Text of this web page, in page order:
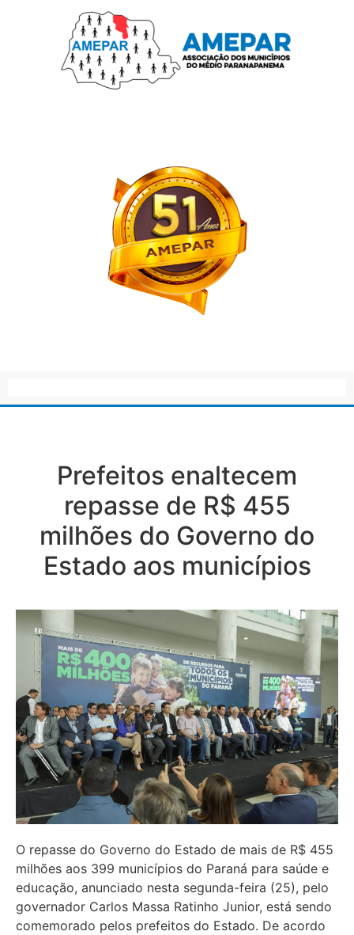
Prefeitos enaltecem
repasse de R$ 455
milhões do Governo do
Estado aos municípios
O repasse do Governo do Estado de mais de R$ 455
milhões aos 399 municípios do Paraná para saúde e
educação, anunciado nesta segunda-feira (25), pelo
governador Carlos Massa Ratinho Junior, está sendo
comemorado pelos prefeitos do Estado. De acordo